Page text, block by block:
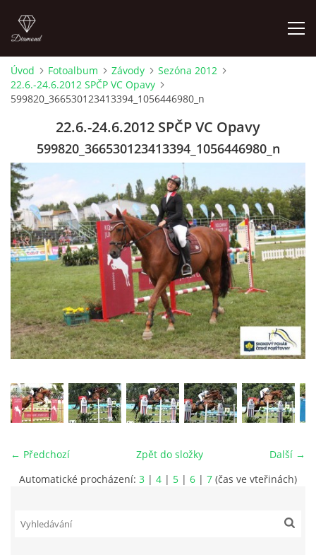
ÚVOD
AKTUALITY
KONTAKT
SLUŽBY
JEŽDĚNÍ PRO VEŘEJNOST
FOTOALBUM
VIDEA
ODKAZY
CENÍK SLUŽEB
MORAVSKOSLEZSKÉM KRAJI
Úvod Fotoalbum Závody
Sezóna 2012
22.6.-24.6.2012 SPČP VC Opavy
599820_366530123413394_1056446980_n
22.6.-24.6.2012 SPČP VC Opavy
599820_366530123413394_1056446980_n
← Předchozí Další →
Zpět do složky
Automatické procházení: 3 | 4 | 5 | 6 | 7 (čas ve vteřinách)